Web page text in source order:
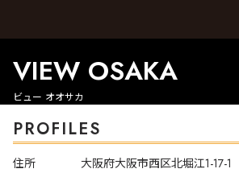
VIEW OSAKA
ビュー オオサカ
PROFILES
住所
大阪府大阪市西区北堀江1-17-1